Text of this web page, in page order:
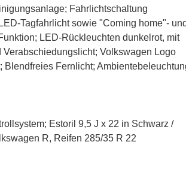
Fahrlichtschaltung
Tagfahrlicht sowie "Coming home"-
LED-Rückleuchten dunkelrot, mit
Verabschiedungslicht; Volkswagen Logo
Blendfreies Fernlicht;
Estoril 9,5 J x 22 in Schwarz /
R, Reifen 285/35 R 22